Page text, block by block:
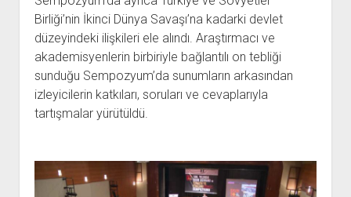
Birliği’nin İkinci Dünya Savaşı’na kadarki devlet
düzeyindeki ilişkileri ele alındı. Araştırmacı ve
akademisyenlerin birbiriyle bağlantılı on tebliği
sunduğu Sempozyum’da sunumların arkasından
izleyicilerin katkıları, soruları ve cevaplarıyla
tartışmalar yürütüldü.